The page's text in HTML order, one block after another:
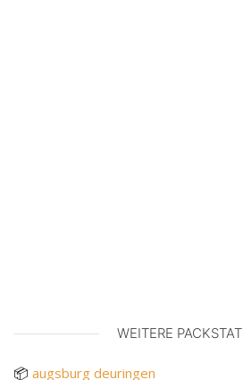
WEITERE
📦 augsburg deuringen